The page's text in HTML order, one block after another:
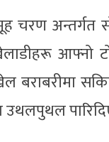
अन्तर्गत
खेलाडीहरू
बराबरीमा